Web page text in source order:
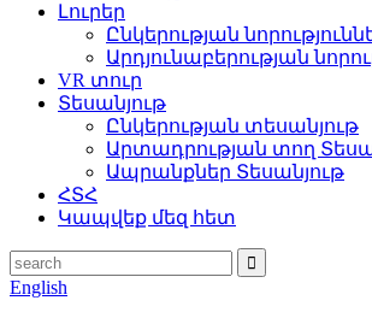
Լուրեր
Ընկերության
Արդյունաբերության
VR տուր
Տեսանյութ
Ընկերության տեսանյութ
Արտադրության տող
Ապրանքներ Տեսանյութ
ՀՏՀ
Կապվեք մեզ հետ
English